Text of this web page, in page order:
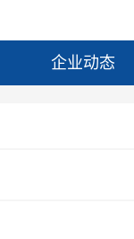
企业动态